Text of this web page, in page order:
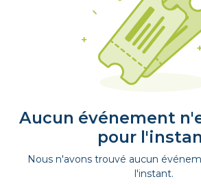
Aucun événement
pour
Nous n'avons trouvé aucun
l'instant.